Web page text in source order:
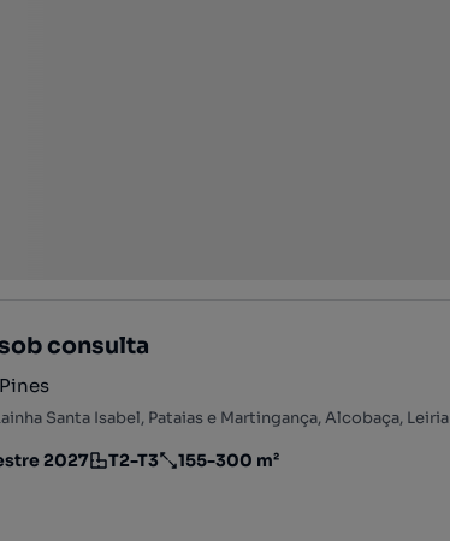
consulta
Santa Isabel, Pataias e Martingança, Alcobaça, Leiria
da entrega do empreendimento imobiliário
2027 T2-T3
metro quadrado 155-300 m²